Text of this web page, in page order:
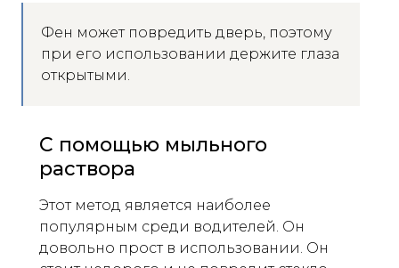
Фен может повредить дверь, поэтому
при его использовании держите глаза
открытыми.
С помощью мыльного
раствора
Этот метод является наиболее
популярным среди водителей. Он
довольно прост в использовании. Он